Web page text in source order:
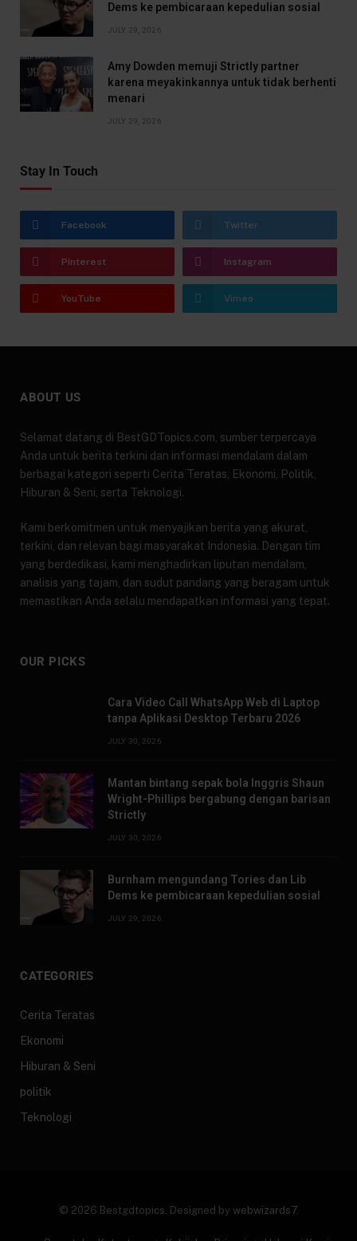
Dems ke pembicaraan kepedulian sosial
JULY 29, 2026
Amy Dowden memuji Strictly partner
karena meyakinkannya untuk tidak berhenti
menari
JULY 29, 2026
Stay In Touch
Facebook Twitter
Pinterest Instagram
YouTube Vimeo
ABOUT US
Selamat datang di BestGDTopics.com, sumber terpercaya
Anda untuk berita terkini dan informasi mendalam dalam
berbagai kategori seperti Cerita Teratas, Ekonomi, Politik,
Hiburan & Seni, serta Teknologi.
Kami berkomitmen untuk menyajikan berita yang akurat,
terkini, dan relevan bagi masyarakat Indonesia. Dengan tim
yang berdedikasi, kami menghadirkan liputan mendalam,
analisis yang tajam, dan sudut pandang yang beragam untuk
memastikan Anda selalu mendapatkan informasi yang tepat.
OUR PICKS
Cara Video Call WhatsApp Web di Laptop
tanpa Aplikasi Desktop Terbaru 2026
JULY 30, 2026
Mantan bintang sepak bola Inggris Shaun
Wright-Phillips bergabung dengan barisan
Strictly
JULY 30, 2026
Burnham mengundang Tories dan Lib
Dems ke pembicaraan kepedulian sosial
JULY 29, 2026
CATEGORIES
Cerita Teratas
Ekonomi
Hiburan & Seni
politik
Teknologi
© 2026 Bestgdtopics. Designed by webwizards7.